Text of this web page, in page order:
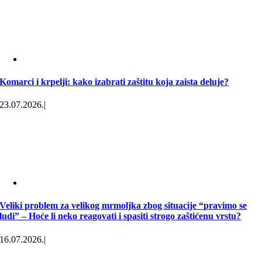
Komarci i krpelji: kako izabrati zaštitu koja zaista deluje?
23.07.2026.|
Veliki problem za velikog mrmoljka zbog situacije “pravimo se
ludi” – Hoće li neko reagovati i spasiti strogo zaštićenu vrstu?
16.07.2026.|